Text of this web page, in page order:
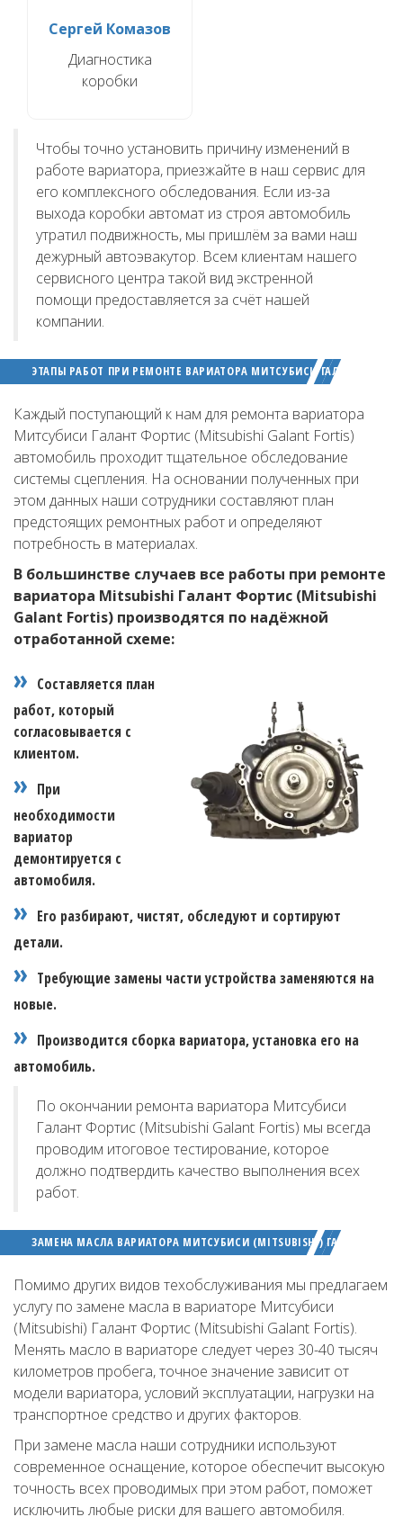
Сергей Комазов
Диагностика
коробки
Чтобы точно установить причину изменений в
работе вариатора, приезжайте в наш сервис для
его комплексного обследования. Если из-за
выхода коробки автомат из строя автомобиль
утратил подвижность, мы пришлём за вами наш
дежурный автоэвакутор. Всем клиентам нашего
сервисного центра такой вид экстренной
помощи предоставляется за счёт нашей
компании.
ЭТАПЫ РАБОТ ПРИ РЕМОНТЕ ВАРИАТОРА МИТСУБИСИ ГАЛАНТ ФОРТИС
Каждый поступающий к нам для ремонта вариатора
Митсубиси Галант Фортис (Mitsubishi Galant Fortis)
автомобиль проходит тщательное обследование
системы сцепления. На основании полученных при
этом данных наши сотрудники составляют план
предстоящих ремонтных работ и определяют
потребность в материалах.
В большинстве случаев все работы при ремонте
вариатора Mitsubishi Галант Фортис (Mitsubishi
Galant Fortis) производятся по надёжной
отработанной схеме:
Составляется план
работ, который
согласовывается с
клиентом.
При
необходимости
вариатор
демонтируется с
автомобиля.
Его разбирают, чистят, обследуют и сортируют
детали.
Требующие замены части устройства заменяются на
новые.
Производится сборка вариатора, установка его на
автомобиль.
По окончании ремонта вариатора Митсубиси
Галант Фортис (Mitsubishi Galant Fortis) мы всегда
проводим итоговое тестирование, которое
должно подтвердить качество выполнения всех
работ.
ЗАМЕНА МАСЛА ВАРИАТОРА МИТСУБИСИ (MITSUBISHI) ГАЛАНТ ФОРТИС
Помимо других видов техобслуживания мы предлагаем
услугу по замене масла в вариаторе Митсубиси
(Mitsubishi) Галант Фортис (Mitsubishi Galant Fortis).
Менять масло в вариаторе следует через 30-40 тысяч
километров пробега, точное значение зависит от
модели вариатора, условий эксплуатации, нагрузки на
транспортное средство и других факторов.
При замене масла наши сотрудники используют
современное оснащение, которое обеспечит высокую
точность всех проводимых при этом работ, поможет
исключить любые риски для вашего автомобиля.